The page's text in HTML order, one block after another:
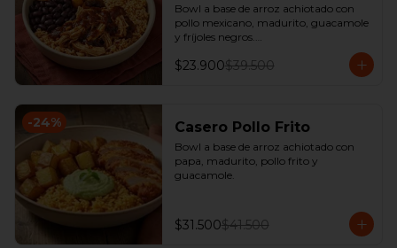
Bowl a base de arroz achiotado con
pollo mexicano, madurito, guacamole
y fríjoles negros.
$23.900$39.500
-24% Casero Pollo Frito
Bowl a base de arroz achiotado con
papa, madurito, pollo frito y
guacamole.
$31.500$41.500